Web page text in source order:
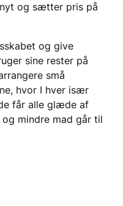
og sætter pris på
og give
sine rester på
små
hvor I hver især
får alle glæde af
mindre mad går til